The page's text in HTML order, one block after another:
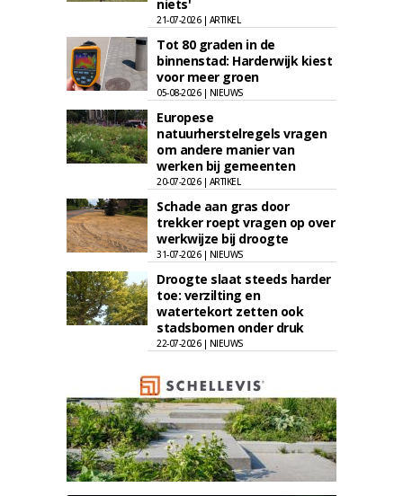
niets'
21-07-2026 | ARTIKEL
Tot 80 graden in de
binnenstad: Harderwijk kiest
voor meer groen
05-08-2026 | NIEUWS
Europese
natuurherstelregels vragen
om andere manier van
werken bij gemeenten
20-07-2026 | ARTIKEL
Schade aan gras door
trekker roept vragen op over
werkwijze bij droogte
31-07-2026 | NIEUWS
Droogte slaat steeds harder
toe: verzilting en
watertekort zetten ook
stadsbomen onder druk
22-07-2026 | NIEUWS